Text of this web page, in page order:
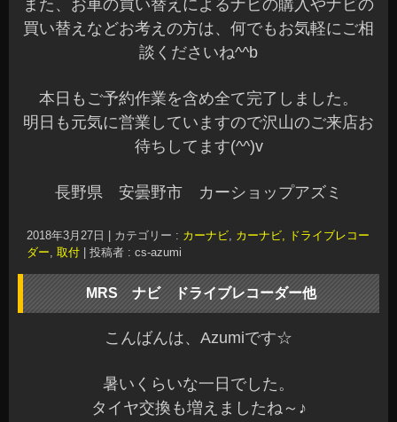
また、お車の買い替えによるナビの購入やナビの
買い替えなどお考えの方は、何でもお気軽にご相
談くださいね^^b
本日もご予約作業を含め全て完了しました。
明日も元気に営業していますので沢山のご来店お
待ちしてます(^^)v
長野県 安曇野市 カーショップアズミ
2018年3月27日 カテゴリー : カーナビ, カーナビ, ドライブレコー
ダー, 取付 投稿者 : cs-azumi
MRS ナビ ドライブレコーダー他
こんばんは、Azumiです☆
暑いくらいな一日でした。
タイヤ交換も増えましたね～♪